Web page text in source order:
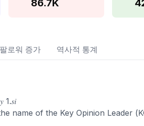
86.7K
팔로워 증가 역사적 통계
1.𝑠𝑖
name of the Key Opinion Leader